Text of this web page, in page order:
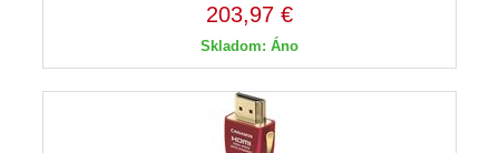
203,97 €
Skladom: Áno